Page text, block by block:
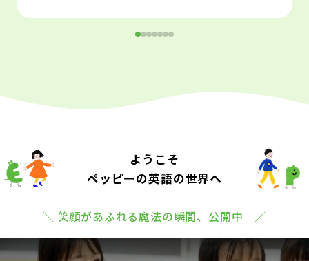
ようこそ
ペッピーの英語の世界へ
＼ 笑顔があふれる魔法の瞬間、公開中 ／